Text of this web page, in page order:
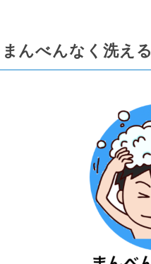
んべんなく洗える